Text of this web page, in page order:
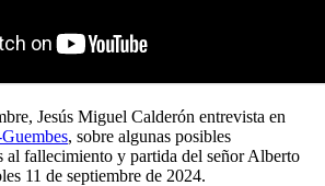
Jesús Miguel Calderón entrevista en
, sobre algunas posibles
al fallecimiento y partida del señor Alberto
11 de septiembre de 2024.